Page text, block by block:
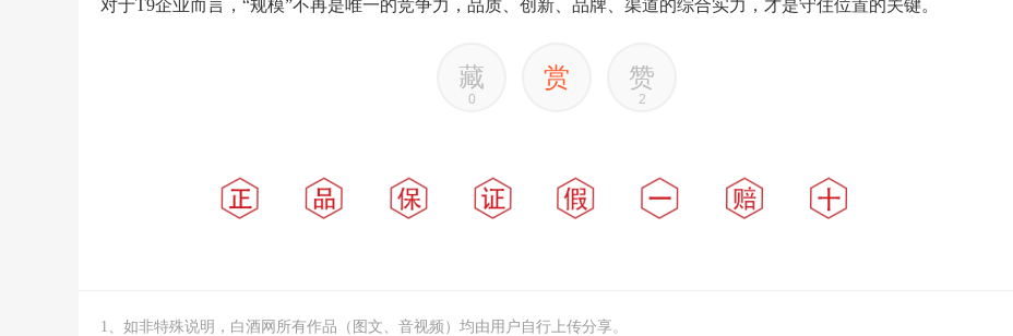
对于T9企业而言，“规模”不再是唯一的竞争力，品质、创新、品牌、渠道的综合实力，才是守住位置的关键。
藏
0
赏 赞
2
1、如非特殊说明，白酒网所有作品（图文、音视频）均由用户自行上传分享。